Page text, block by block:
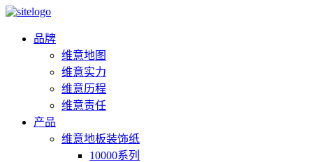
品牌
维意地图
维意实力
维意历程
维意责任
产品
维意地板装饰纸
10000系列